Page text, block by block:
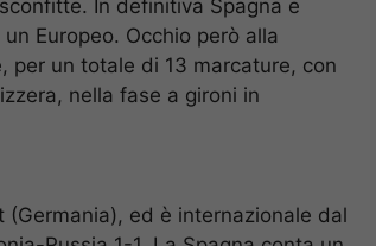
In definitiva Spagna e
Europeo. Occhio però alla
per un totale di 13 marcature, con
nella fase a gironi in
ed è internazionale dal